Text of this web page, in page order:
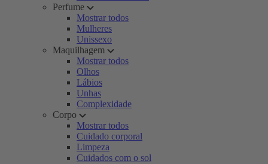
Perfume
Mostrar todos
Mulheres
Unissexo
Maquilhagem
Mostrar todos
Olhos
Lábios
Unhas
Complexidade
Corpo
Mostrar todos
Cuidado corporal
Limpeza
Cuidados com o sol